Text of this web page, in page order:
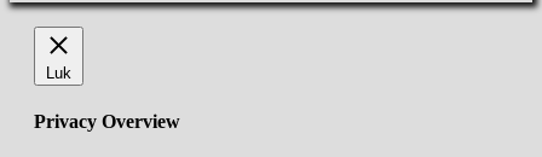
Luk
Privacy Overview